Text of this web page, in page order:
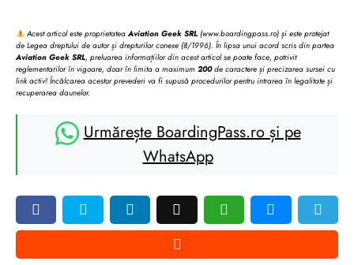
Acest articol este proprietateaAviation Geek SRL (www.boardingpass.ro) și este protejat
de Legea dreptului de autor și drepturilor conexe (8/1996). În lipsa unui acord scris din partea
Aviation Geek SRL, preluarea informațiilor din acest articol se poate face, potrivit
reglementarilor în vigoare, doar în limita a maximum 200de caractere și precizarea sursei cu
link activ! Încălcarea acestor prevederi va fi supusă procedurilor pentru intrarea în legalitate și
recuperarea daunelor.
Urmărește BoardingPass.ro și pe
WhatsApp